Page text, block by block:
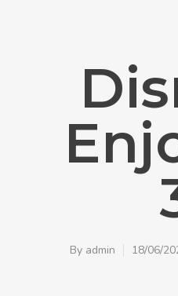
By admin 18/06/